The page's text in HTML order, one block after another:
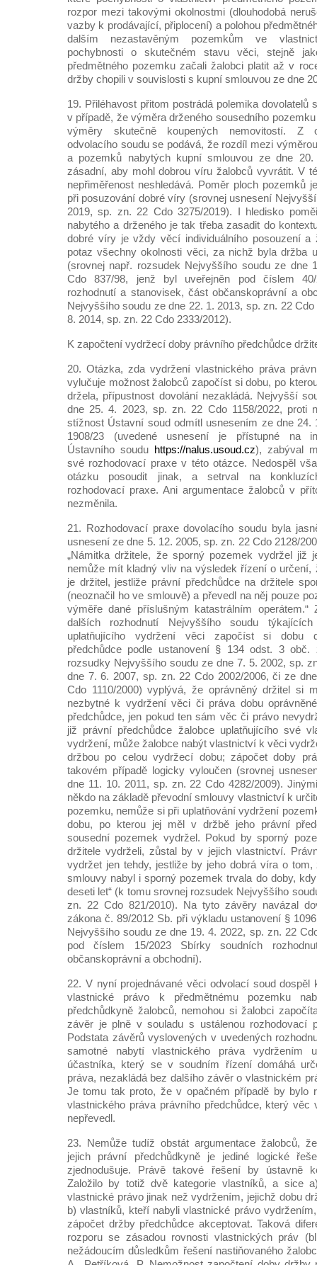
rozpor mezi takovými okolnostmi (dlouhodobá
vazby k prodávající, připlocení) a polohou
dalším nezastavěným pozemkům ve
pochybnosti o skutečném stavu věci, stejně
předmětného pozemku začali žalobci platit až v
držby chopili v souvislosti s kupní smlouvou ze dne
19. Přiléhavost přitom postrádá polemika dovolatelů
v případě, že výměra drženého sousedního
výměry skutečně koupených nemovitostí. Z
odvolacího soudu se podává, že rozdíl mezi
a pozemků nabytých kupní smlouvou ze dne
zásadní, aby mohl dobrou víru žalobců vyvrátit. V
nepřiměřenost neshledává. Poměr ploch pozemků
při posuzování dobré víry (srovnej usnesení
2019, sp. zn. 22 Cdo 3275/2019). I hledisko
nabytého a drženého je tak třeba zasadit do
dobré víry je vždy věcí individuálního posouzení
potaz všechny okolnosti věci, za nichž byla držba
(srovnej např. rozsudek Nejvyššího soudu ze dne
Cdo 837/98, jenž byl uveřejněn pod číslem
rozhodnutí a stanovisek, část občanskoprávní a
Nejvyššího soudu ze dne 22. 1. 2013, sp. zn. 22
8. 2014, sp. zn. 22 Cdo 2333/2012).
K započtení vydržecí doby právního předchůdce
20. Otázka, zda vydržení vlastnického práva
vylučuje možnost žalobců započíst si dobu, po
držela, přípustnost dovolání nezakládá. Nejvyšší
dne 25. 4. 2023, sp. zn. 22 Cdo 1158/2022, proti
stížnost Ústavní soud odmítl usnesením ze dne 24.
1908/23 (uvedené usnesení je přístupné na
Ústavního soudu https://nalus.usoud.cz), zabýval
své rozhodovací praxe v této otázce. Nedospěl
otázku posoudit jinak, a setrval na
rozhodovací praxe. Ani argumentace žalobců v
nezměnila.
21. Rozhodovací praxe dovolacího soudu byla
usnesení ze dne 5. 12. 2005, sp. zn. 22 Cdo 2128/
„Námitka držitele, že sporný pozemek vydržel již
nemůže mít kladný vliv na výsledek řízení o určení,
je držitel, jestliže právní předchůdce na držitele
(neoznačil ho ve smlouvě) a převedl na něj pouze
výměře dané příslušným katastrálním
dalších rozhodnutí Nejvyššího soudu
uplatňujícího vydržení věci započíst si dobu
předchůdce podle ustanovení § 134 odst. 3 obč.
rozsudky Nejvyššího soudu ze dne 7. 5. 2002, sp.
dne 7. 6. 2007, sp. zn. 22 Cdo 2002/2006, či ze
Cdo 1110/2000) vyplývá, že oprávněný držitel si
nezbytné k vydržení věci či práva dobu
předchůdce, jen pokud ten sám věc či právo
již právní předchůdce žalobce uplatňujícího své
vydržení, může žalobce nabýt vlastnictví k věci
držbou po celou vydržecí dobu; zápočet doby
takovém případě logicky vyloučen (srovnej
dne 11. 10. 2011, sp. zn. 22 Cdo 4282/2009).
někdo na základě převodní smlouvy vlastnictví k
pozemku, nemůže si při uplatňování vydržení
dobu, po kterou jej měl v držbě jeho právní
sousední pozemek vydržel. Pokud by sporný
držitele vydrželi, zůstal by v jejich vlastnictví.
vydržet jen tehdy, jestliže by jeho dobrá víra o
smlouvy nabyl i sporný pozemek trvala do doby,
deseti let“ (k tomu srovnej rozsudek Nejvyššího
zn. 22 Cdo 821/2010). Na tyto závěry navázal
zákona č. 89/2012 Sb. při výkladu ustanovení §
Nejvyššího soudu ze dne 19. 4. 2022, sp. zn. 22
pod číslem 15/2023 Sbírky soudních
občanskoprávní a obchodní).
22. V nyní projednávané věci odvolací soud
vlastnické právo k předmětnému pozemku
předchůdkyně žalobců, nemohou si žalobci
závěr je plně v souladu s ustálenou rozhodovací
Podstata závěrů vyslovených v uvedených
samotné nabytí vlastnického práva vydržením
účastníka, který se v soudním řízení domáhá
práva, nezakládá bez dalšího závěr o vlastnickém
Je tomu tak proto, že v opačném případě by bylo
vlastnického práva právního předchůdce, který věc
nepřevedl.
23. Nemůže tudíž obstát argumentace žalobců,
jejich právní předchůdkyně je jediné logické
zjednodušuje. Právě takové řešení by ústavně
Založilo by totiž dvě kategorie vlastníků, a sice
vlastnické právo jinak než vydržením, jejichž dobu
b) vlastníků, kteří nabyli vlastnické právo
zápočet držby předchůdce akceptovat. Taková
rozporu se zásadou rovnosti vlastnických práv
nežádoucím důsledkům řešení nastiňovaného